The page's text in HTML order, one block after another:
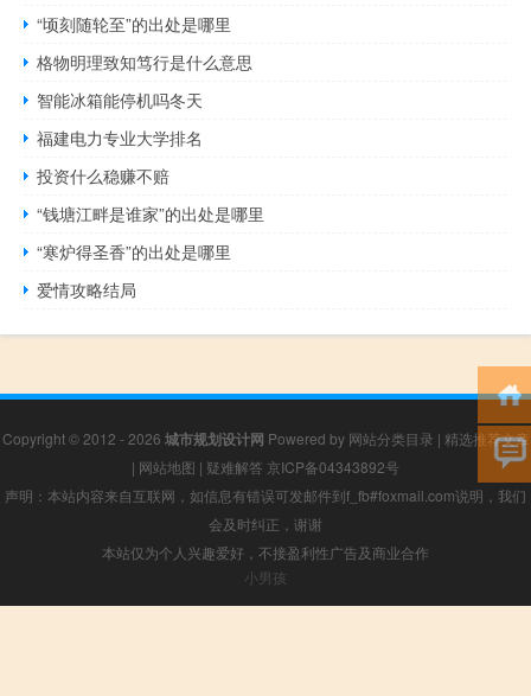
“顷刻随轮至”的出处是哪里
格物明理致知笃行是什么意思
智能冰箱能停机吗冬天
福建电力专业大学排名
投资什么稳赚不赔
“钱塘江畔是谁家”的出处是哪里
“寒炉得圣香”的出处是哪里
爱情攻略结局
Copyright © 2012 - 2026 城市规划设计网 Powered by 网站分类目录 | 精选推荐文章
| 网站地图 | 疑难解答 京ICP备04343892号
声明：本站内容来自互联网，如信息有错误可发邮件到f_fb#foxmail.com说明，我们
会及时纠正，谢谢
本站仅为个人兴趣爱好，不接盈利性广告及商业合作
小男孩